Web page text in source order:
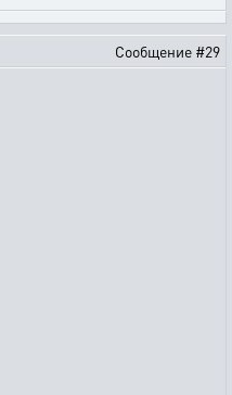
Сообщение #29